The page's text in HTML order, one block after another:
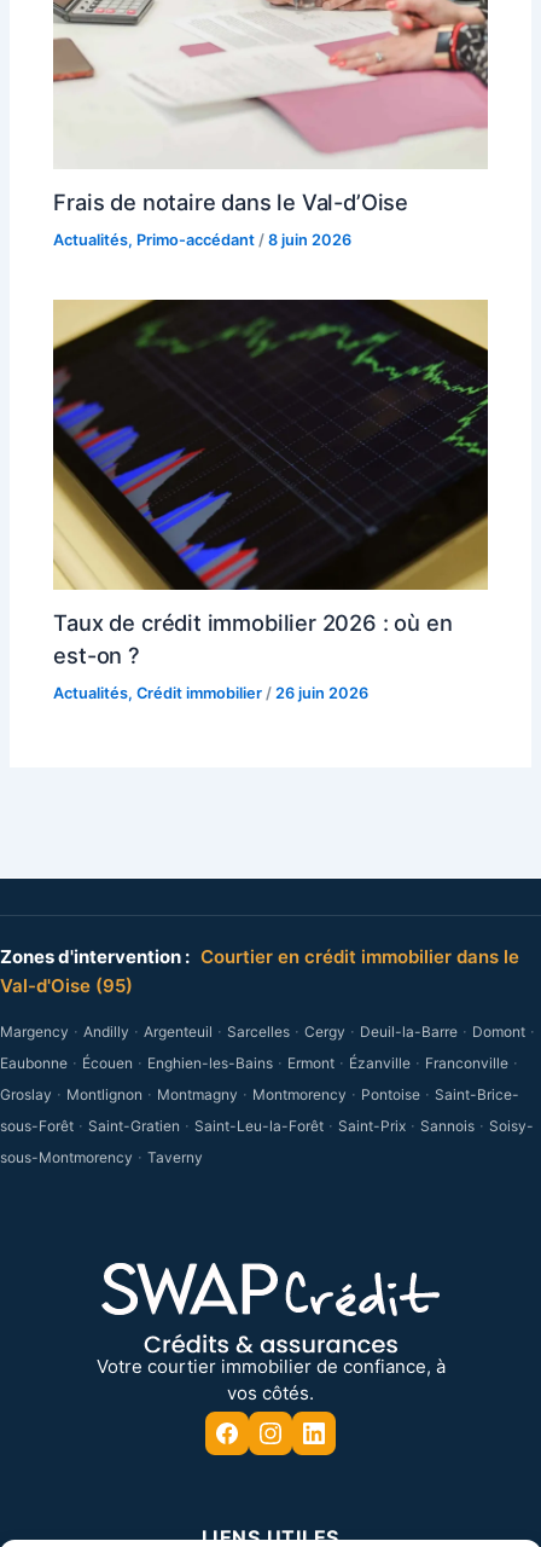
Frais de notaire dans le Val-d’Oise
Actualités, Primo-accédant /8 juin 2026
Taux de crédit immobilier 2026 : où en
est-on ?
Actualités,Crédit immobilier / 26 juin 2026
Zones d'intervention : Courtier en crédit immobilier dans le
Val-d'Oise (95)
Margency · Andilly · Argenteuil · Sarcelles · Cergy · Deuil-la-Barre · Domont ·
Eaubonne · Écouen · Enghien-les-Bains · Ermont · Ézanville · Franconville ·
Groslay · Montlignon · Montmagny · Montmorency · Pontoise · Saint-Brice-
sous-Forêt · Saint-Gratien · Saint-Leu-la-Forêt · Saint-Prix · Sannois · Soisy-
sous-Montmorency · Taverny
Votre courtier immobilier de confiance, à
vos côtés.
LIENS UTILES